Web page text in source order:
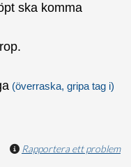
ska komma
(överraska, gripa tag i)
Rapportera ett problem